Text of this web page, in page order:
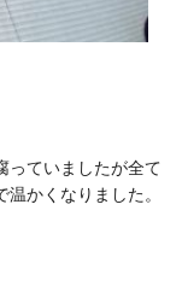
っていましたが全て
かくなりました。